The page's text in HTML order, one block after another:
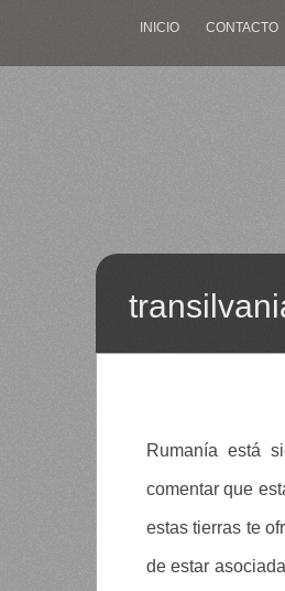
INICIO CONTACTO
Rumanía está
comentar que
estas tierras te
de estar